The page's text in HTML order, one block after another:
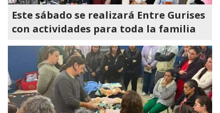
Este sábado se realizará Entre Gurises
con actividades para toda la familia